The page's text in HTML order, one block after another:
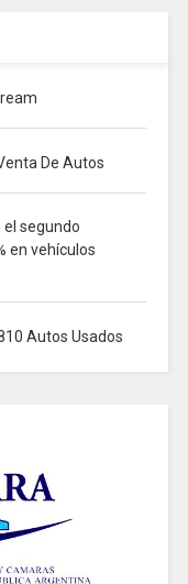
De Autos
segundo
en vehículos
Autos Usados